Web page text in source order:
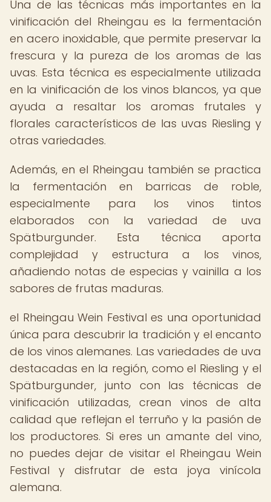
Una de las técnicas más importantes en la
vinificación del Rheingau es la fermentación
en acero inoxidable, que permite preservar la
frescura y la pureza de los aromas de las
uvas. Esta técnica es especialmente utilizada
en la vinificación de los vinos blancos, ya que
ayuda a resaltar los aromas frutales y
florales característicos de las uvas Riesling y
otras variedades.
Además, en el Rheingau también se practica
la fermentación en barricas de roble,
especialmente para los vinos tintos
elaborados con la variedad de uva
Spätburgunder. Esta técnica aporta
complejidad y estructura a los vinos,
añadiendo notas de especias y vainilla a los
sabores de frutas maduras.
el Rheingau Wein Festival es una oportunidad
única para descubrir la tradición y el encanto
de los vinos alemanes. Las variedades de uva
destacadas en la región, como el Riesling y el
Spätburgunder, junto con las técnicas de
vinificación utilizadas, crean vinos de alta
calidad que reflejan el terruño y la pasión de
los productores. Si eres un amante del vino,
no puedes dejar de visitar el Rheingau Wein
Festival y disfrutar de esta joya vinícola
alemana.